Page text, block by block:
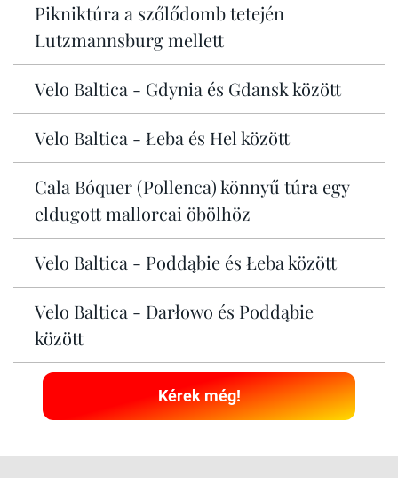
Pikniktúra a szőlődomb tetején
Lutzmannsburg mellett
Velo Baltica - Gdynia és Gdansk között
Velo Baltica - Łeba és Hel között
Cala Bóquer (Pollenca) könnyű túra egy
eldugott mallorcai öbölhöz
Velo Baltica - Poddąbie és Łeba között
Velo Baltica - Darłowo és Poddąbie
között
Kérek még!